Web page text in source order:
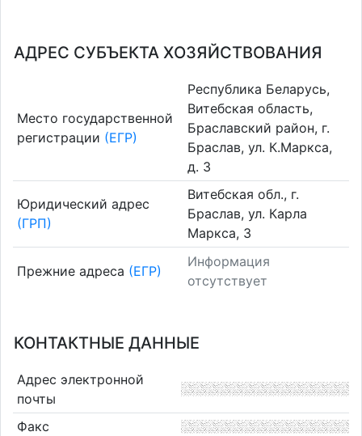
АДРЕС СУБЪЕКТА ХОЗЯЙСТВОВАНИЯ
Место государственной
регистрации (ЕГР)
Республика Беларусь,
Витебская область,
Браславский район, г.
Браслав, ул. К.Маркса,
д. 3
Юридический адрес
(ГРП)
Витебская обл., г.
Браслав, ул. Карла
Маркса, 3
Прежние адреса (ЕГР)
Информация
отсутствует
КОНТАКТНЫЕ ДАННЫЕ
Адрес электронной
почты
Факс